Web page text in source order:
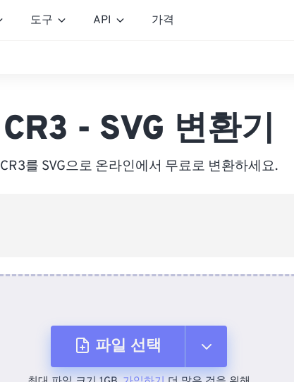
도구 API 가격
CR3 - SVG 변환기
CR3를 SVG으로 온라인에서 무료로 변환하세요.
파일 선택